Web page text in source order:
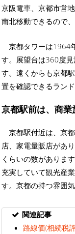
京阪電車、京都市営
南北移動できるので
京都タワーは1964
す。展望台は360度
す。遠くからも京都
置を確認できるランド
京都駅前は、商
京都駅付近は、京
店、家電量販店があ
くらいの数がありま
充実していて観光産
す。京都の持つ雰囲
関連記事
路線価(相続税